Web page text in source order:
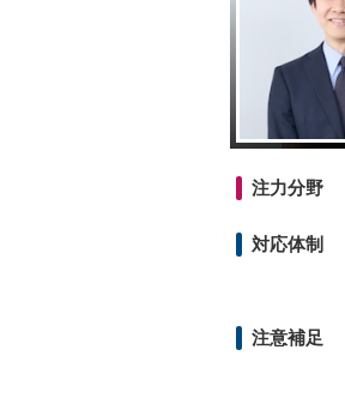
注力分野
対応体制
注意補足